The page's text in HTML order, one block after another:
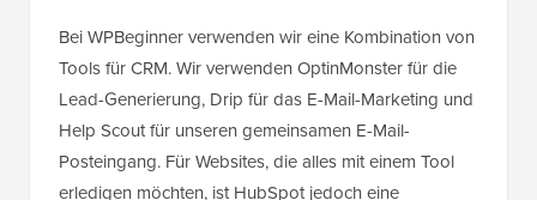
Bei WPBeginner verwenden wir eine Kombination von
Tools für CRM. Wir verwenden OptinMonster für die
Lead-Generierung, Drip für das E-Mail-Marketing und
Help Scout für unseren gemeinsamen E-Mail-
Posteingang. Für Websites, die alles mit einem Tool
erledigen möchten, ist HubSpot jedoch eine